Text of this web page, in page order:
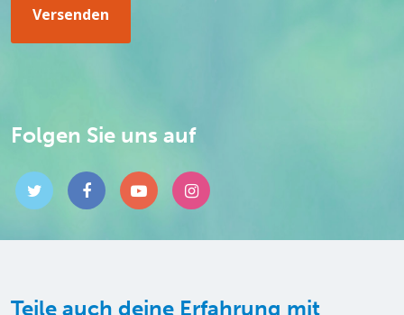
Folgen Sie uns auf
Teile auch deine Erfahrung mit